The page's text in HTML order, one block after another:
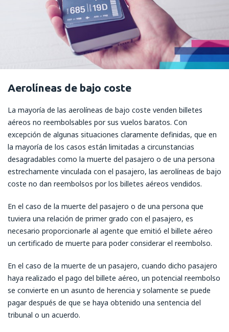
Aerolíneas de bajo coste
La mayoría de las aerolíneas de bajo coste venden billetes
aéreos no reembolsables por sus vuelos baratos. Con
excepción de algunas situaciones claramente definidas, que en
la mayoría de los casos están limitadas a circunstancias
desagradables como la muerte del pasajero o de una persona
estrechamente vinculada con el pasajero, las aerolíneas de bajo
coste no dan reembolsos por los billetes aéreos vendidos.
En el caso de la muerte del pasajero o de una persona que
tuviera una relación de primer grado con el pasajero, es
necesario proporcionarle al agente que emitió el billete aéreo
un certificado de muerte para poder considerar el reembolso.
En el caso de la muerte de un pasajero, cuando dicho pasajero
haya realizado el pago del billete aéreo, un potencial reembolso
se convierte en un asunto de herencia y solamente se puede
pagar después de que se haya obtenido una sentencia del
tribunal o un acuerdo.